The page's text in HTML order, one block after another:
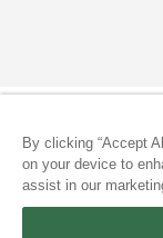
By clicking “Accept
on your device to
assist in our